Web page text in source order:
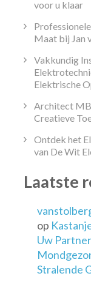
voor u klaar
Maat bij Jan
Vakkundig
Elektrische
Architect
Creatieve
Ontdek het
van De Wit
Laatste
op
Uw
Stralende